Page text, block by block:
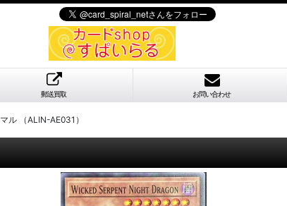
郵送買取 お問い合わせ
ル （ALIN-AE031）